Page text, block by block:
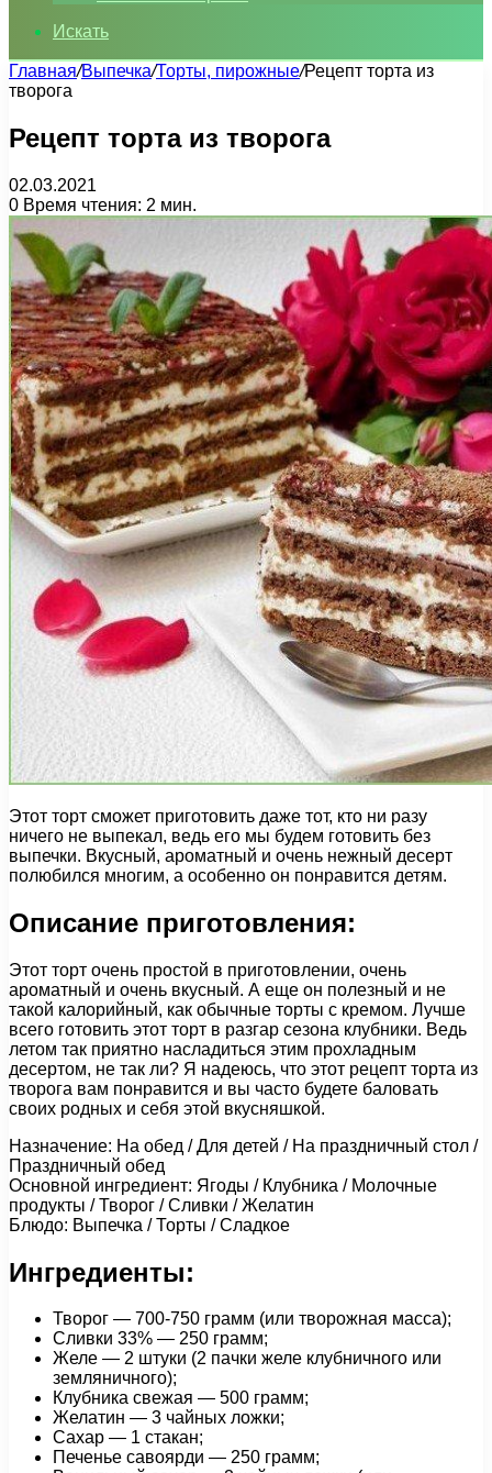
Искать
Главная/Выпечка/Торты, пирожные/Рецепт торта из
творога
Рецепт торта из творога
02.03.2021
0 Время чтения: 2 мин.
Этот торт сможет приготовить даже тот, кто ни разу
ничего не выпекал, ведь его мы будем готовить без
выпечки. Вкусный, ароматный и очень нежный десерт
полюбился многим, а особенно он понравится детям.
Описание приготовления:
Этот торт очень простой в приготовлении, очень
ароматный и очень вкусный. А еще он полезный и не
такой калорийный, как обычные торты с кремом. Лучше
всего готовить этот торт в разгар сезона клубники. Ведь
летом так приятно насладиться этим прохладным
десертом, не так ли? Я надеюсь, что этот рецепт торта из
творога вам понравится и вы часто будете баловать
своих родных и себя этой вкусняшкой.
Назначение: На обед / Для детей / На праздничный стол /
Праздничный обед
Основной ингредиент: Ягоды / Клубника / Молочные
продукты / Творог / Сливки / Желатин
Блюдо: Выпечка / Торты / Сладкое
Ингредиенты:
Творог — 700-750 грамм (или творожная масса);
Сливки 33% — 250 грамм;
Желе — 2 штуки (2 пачки желе клубничного или
земляничного);
Клубника свежая — 500 грамм;
Желатин — 3 чайных ложки;
Сахар — 1 стакан;
Печенье савоярди — 250 грамм;